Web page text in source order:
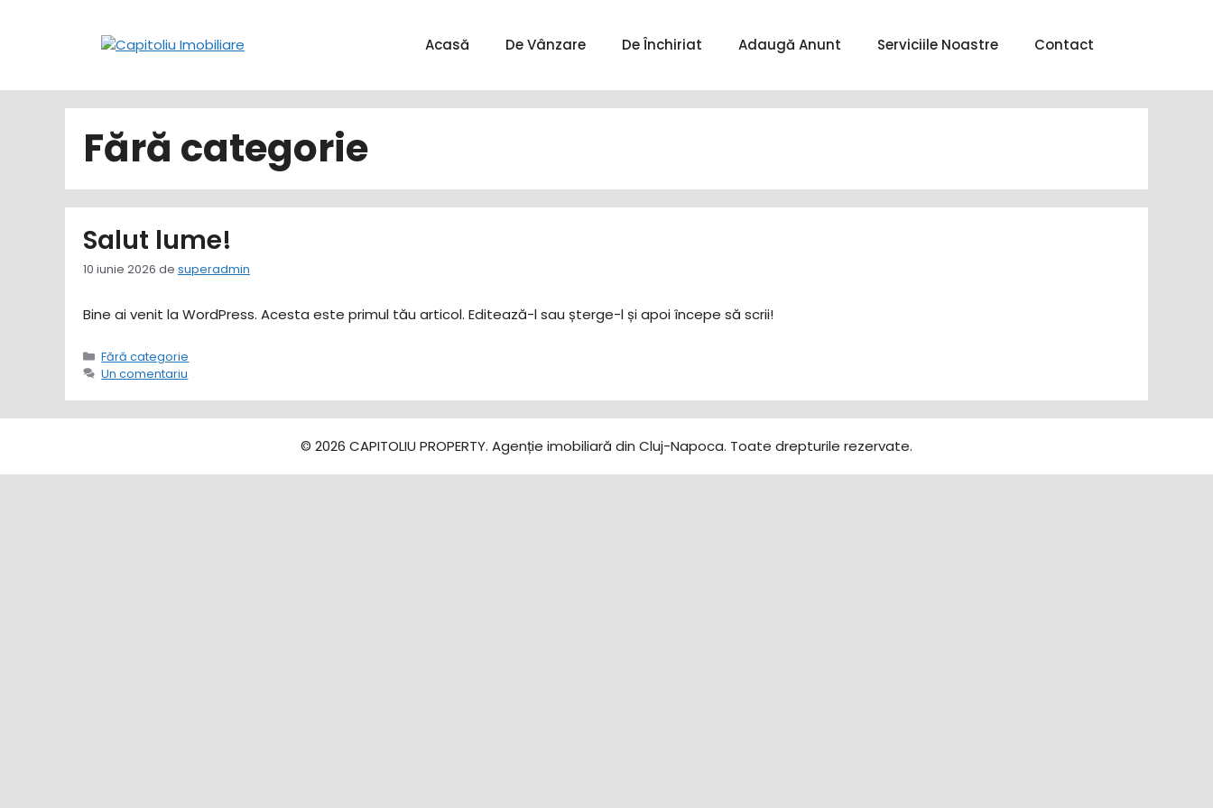
Acasă De Vânzare De Închiriat Adaugă Anunt Serviciile Noastre Contact
Fără categorie
Salut lume!
10 iunie 2026 de superadmin
Bine ai venit la WordPress. Acesta este primul tău articol. Editează-l sau șterge-l și apoi începe să scrii!
Categorii
Fără categorie
Un comentariu
© 2026 CAPITOLIU PROPERTY. Agenție imobiliară din Cluj-Napoca. Toate drepturile rezervate.